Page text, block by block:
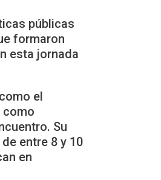
públicas
formaron
esta jornada
el
como
Su
entre 8 y 10
en